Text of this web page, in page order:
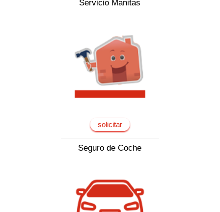
Servicio Manitas
solicitar
Seguro de Coche